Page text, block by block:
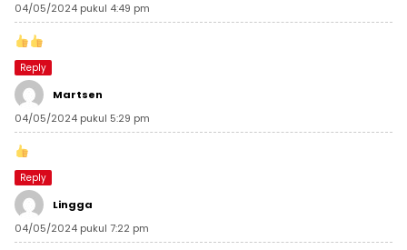
04/05/2024 pukul 4:49 pm
Reply
Martsen
04/05/2024 pukul 5:29 pm
Reply
Lingga
04/05/2024 pukul 7:22 pm